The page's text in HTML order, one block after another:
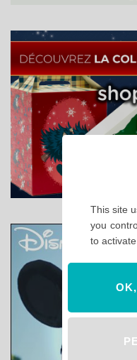
This site
you
to activate